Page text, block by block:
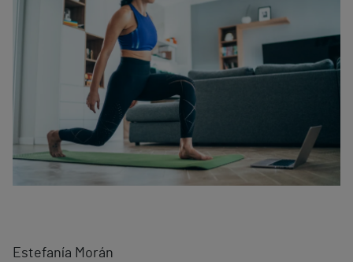
Estefanía Morán